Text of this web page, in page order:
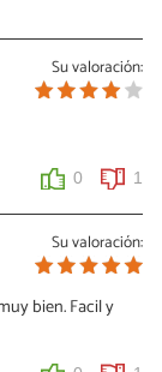
Su valoración:
0 1
Su valoración:
bien. Facil y